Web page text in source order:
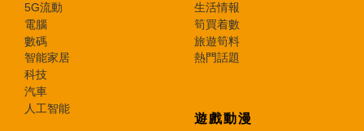
5G流動
電腦
數碼
智能家居
科技
汽車
人工智能
生活情報
筍買着數
旅遊筍料
熱門話題
遊戲動漫